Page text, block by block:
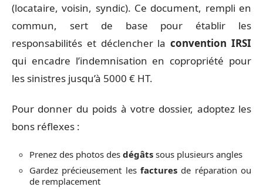
(locataire, voisin, syndic). Ce document, rempli en
commun, sert de base pour établir les
responsabilités et déclencher laconvention IRSI
qui encadre l’indemnisation en copropriété pour
les sinistres jusqu’à 5000 € HT.
Pour donner du poids à votre dossier, adoptez les
bons réflexes :
Prenez des photos des dégâts sous plusieurs angles
Gardez précieusement les factures de réparation ou
de remplacement